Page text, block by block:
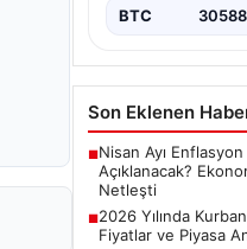
BTC
Son Eklenen
■Nisan Ayı
Açıklanacak?
Netleşti
■2026 Yılında
Fiyatlar ve Piyasa